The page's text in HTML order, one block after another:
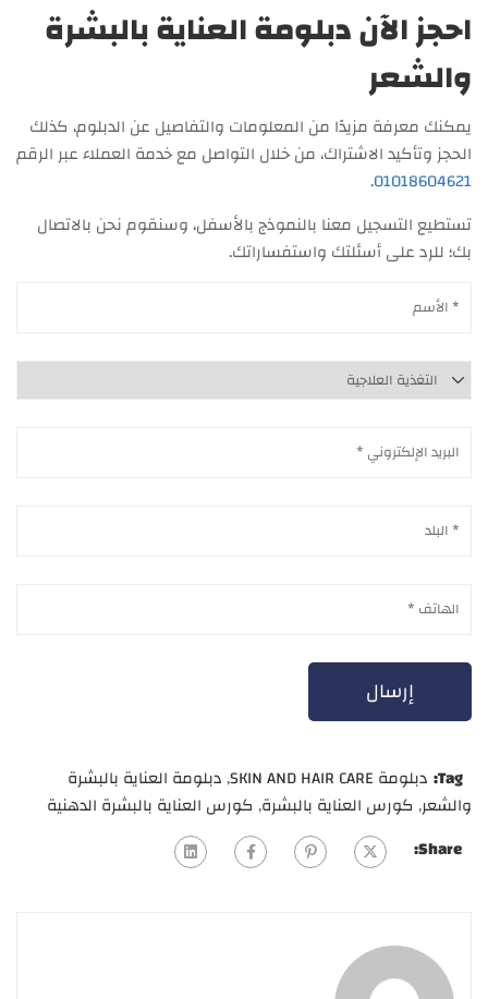
احجز الآن دبلومة العناية بالبشرة
والشعر
يمكنك معرفة مزيدًا من المعلومات والتفاصيل عن الدبلوم، كذلك
الحجز وتأكيد الاشتراك، من خلال التواصل مع خدمة العملاء عبر الرقم
01018604621
.
تستطيع التسجيل معنا بالنموذج بالأسفل، وسنقوم نحن بالاتصال
بك؛ للرد على أسئلتك واستفساراتك.
Tag: دبلومة SKIN AND HAIR CARE ,دبلومة العناية بالبشرة
والشعر, كورس العناية بالبشرة, كورس العناية بالبشرة الدهنية
Share: